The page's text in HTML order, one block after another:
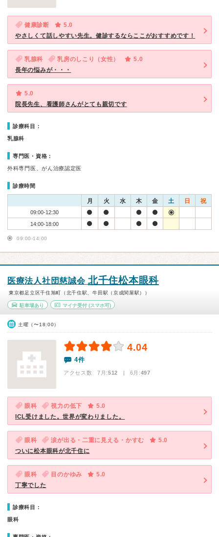
健康診断
5.0
やさしくて話しやすい先生。健診するならここがおすすめです！
乳腺科 乳房のしこり（女性）
5.0
長年の悩みが・・・
5.0
院長先生、看護師さんがとても親切です
診療科目：
乳腺科
専門医・資格：
外科専門医、がん治療認定医
診療時間
月 火 水 木 金 土 日 祝
09:00-12:30
14:00-18:00
09:00-14:00
医療法人社団慈誠会 北千住松本眼科
東京都足立区千住旭町（北千住駅、牛田駅（京成関屋駅））
駐車場あり マイナ受付(スマホ可)
土曜（〜18:00）
4.04
4件
アクセス数 7月:512 | 6月:497
眼科 視力の低下
5.0
ICL受けました。世界が変わりました。
眼科 涙が出る・二重に見える・かすむ
5.0
ついに松本眼科が北千住に
眼科 目のかゆみ
5.0
丁寧でした
診療科目：
眼科